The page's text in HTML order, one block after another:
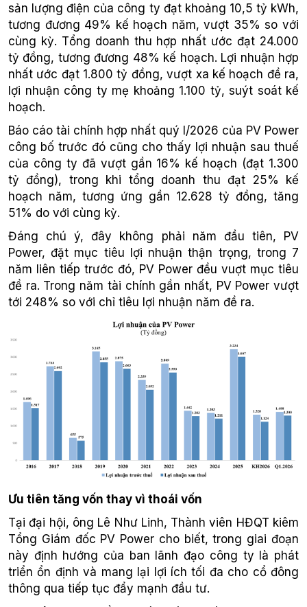
sản lượng điện của công ty đạt khoảng 10,5 tỷ kWh,
tương đương 49% kế hoạch năm, vượt 35% so với
cùng kỳ. Tổng doanh thu hợp nhất ước đạt 24.000
tỷ đồng, tương đương 48% kế hoạch. Lợi nhuận hợp
nhất ước đạt 1.800 tỷ đồng, vượt xa kế hoạch đề ra,
lợi nhuận công ty mẹ khoảng 1.100 tỷ, suýt soát kế
hoạch.
Báo cáo tài chính hợp nhất quý I/2026 của PV Power
công bố trước đó cũng cho thấy lợi nhuận sau thuế
của công ty đã vượt gần 16% kế hoạch (đạt 1.300
tỷ đồng), trong khi tổng doanh thu đạt 25% kế
hoạch năm, tương ứng gần 12.628 tỷ đồng, tăng
51% do với cùng kỳ.
Đáng chú ý, đây không phải năm đầu tiên, PV
Power, đặt mục tiêu lợi nhuận thận trọng, trong 7
năm liên tiếp trước đó, PV Power đều vuợt mục tiêu
đề ra. Trong năm tài chính gần nhất, PV Power vượt
tới 248% so với chỉ tiêu lợi nhuận năm đề ra.
Ưu tiên tăng vốn thay vì thoái vốn
Tại đại hội, ông Lê Như Linh, Thành viên HĐQT kiêm
Tổng Giám đốc PV Power cho biết, trong giai đoạn
này định hướng của ban lãnh đạo công ty là phát
triển ổn định và mang lại lợi ích tối đa cho cổ đông
thông qua tiếp tục đẩy mạnh đầu tư.